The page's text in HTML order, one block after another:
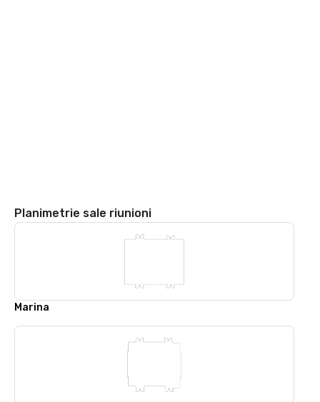
Planimetrie sale riunioni
Marina